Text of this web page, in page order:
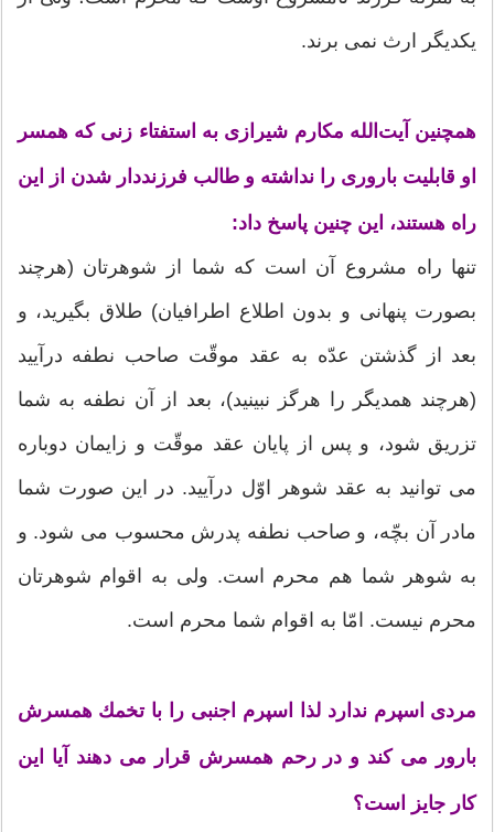
یکدیگر ارث نمى برند.
همچنين آیت‌الله مکارم شیرازی به استفتاء زنی که همسر
او قابلیت باروری را نداشته و طالب فرزنددار شدن از این
راه هستند، این چنین پاسخ داد:
تنها راه مشروع آن است که شما از شوهرتان (هرچند
بصورت پنهانی و بدون اطلاع اطرافیان) طلاق بگیرید، و
بعد از گذشتن عدّه به عقد موقّت صاحب نطفه درآیید
(هرچند همدیگر را هرگز نبینید)، بعد از آن نطفه به شما
تزریق شود، و پس از پایان عقد موقّت و زایمان دوباره
مى توانید به عقد شوهر اوّل درآیید. در این صورت شما
مادر آن بچّه، و صاحب نطفه پدرش محسوب مى شود. و
به شوهر شما هم محرم است. ولى به اقوام شوهرتان
محرم نیست. امّا به اقوام شما محرم است.
مردى اسپرم ندارد لذا اسپرم اجنبى را با تخمك همسرش
بارور مى كند و در رحم همسرش قرار مى دهند آیا این
كار جایز است؟